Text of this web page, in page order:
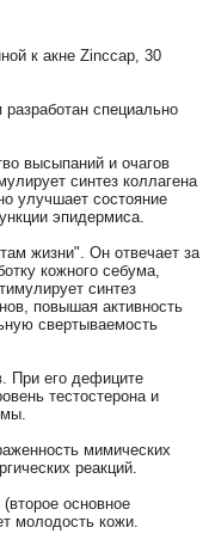
к акне Zinccap, 30
специально
высыпаний и очагов
синтез коллагена
улучшает состояние
эпидермиса.
жизни". Он отвечает за
кожного себума,
синтез
повышая активность
свертываемость
При его дефиците
тестостерона и
мимических
реакций.
основное
молодость кожи.